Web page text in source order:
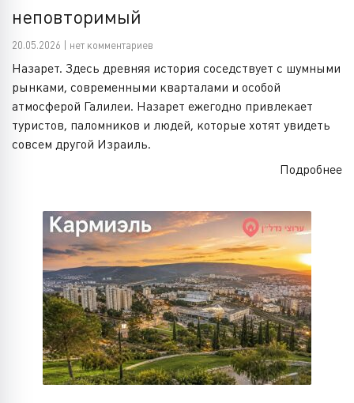
неповторимый
20.05.2026 | нет комментариев
Назарет. Здесь древняя история соседствует с шумными
рынками, современными кварталами и особой
атмосферой Галилеи. Назарет ежегодно привлекает
туристов, паломников и людей, которые хотят увидеть
совсем другой Израиль.
Подробнее